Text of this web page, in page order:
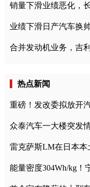
销量下滑业绩恶化，
业绩下滑日产汽车换
合并发动机业务，吉
热点新闻
重磅！发改委拟放开
众泰汽车一大楼突发
雷克萨斯LM在日本本
能量密度304Wh/kg！